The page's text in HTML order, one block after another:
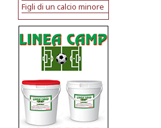
Figli di un calcio minore